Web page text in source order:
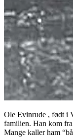
Ole Evinrude , født i
familien. Han kom
Mange kaller ham